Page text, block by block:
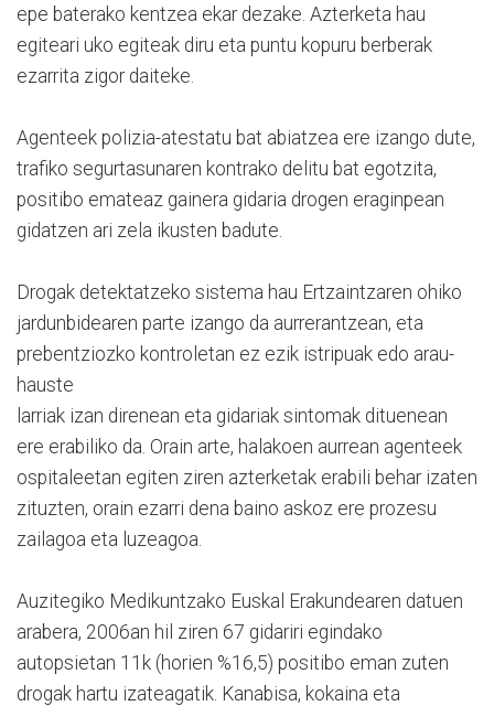
epe baterako kentzea ekar dezake. Azterketa hau
egiteari uko egiteak diru eta puntu kopuru berberak
ezarrita zigor daiteke.
Agenteek polizia-atestatu bat abiatzea ere izango dute,
trafiko segurtasunaren kontrako delitu bat egotzita,
positibo emateaz gainera gidaria drogen eraginpean
gidatzen ari zela ikusten badute.
Drogak detektatzeko sistema hau Ertzaintzaren ohiko
jardunbidearen parte izango da aurrerantzean, eta
prebentziozko kontroletan ez ezik istripuak edo arau-
hauste
larriak izan direnean eta gidariak sintomak dituenean
ere erabiliko da. Orain arte, halakoen aurrean agenteek
ospitaleetan egiten ziren azterketak erabili behar izaten
zituzten, orain ezarri dena baino askoz ere prozesu
zailagoa eta luzeagoa.
Auzitegiko Medikuntzako Euskal Erakundearen datuen
arabera, 2006an hil ziren 67 gidariri egindako
autopsietan 11k (horien %16,5) positibo eman zuten
drogak hartu izateagatik. Kanabisa, kokaina eta